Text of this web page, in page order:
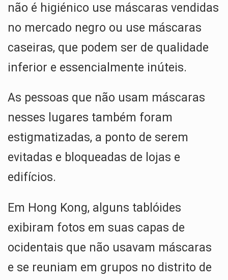
não é higiénico use máscaras vendidas
no mercado negro ou use máscaras
caseiras, que podem ser de qualidade
inferior e essencialmente inúteis.
As pessoas que não usam máscaras
nesses lugares também foram
estigmatizadas, a ponto de serem
evitadas e bloqueadas de lojas e
edifícios.
Em Hong Kong, alguns tablóides
exibiram fotos em suas capas de
ocidentais que não usavam máscaras
e se reuniam em grupos no distrito de